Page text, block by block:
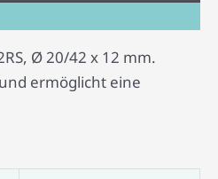
Ø 20/42 x 12 mm.
ermöglicht eine